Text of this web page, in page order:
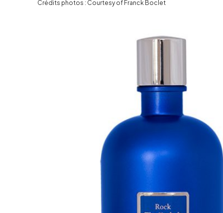
Crédits photos : Courtesy of Franck Boclet